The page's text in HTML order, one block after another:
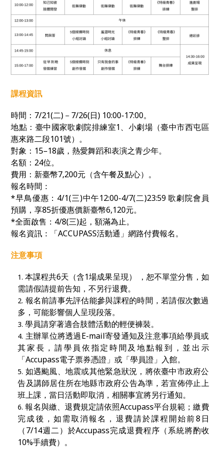
課程資訊
時間： 7/21(二)－ 7/26(日) 10:00-17:00。
地點：臺中國家歌劇院排練室1、小劇場（臺中市西屯區
惠來路二段101號）。
對象： 15–18歲，熱愛舞蹈和表演之青少年。
名額： 24位。
費用：新臺幣7,200元（含午餐及點心）。
報名時間：
*早鳥優惠：4/1(三)中午12:00-4/7(二)23:59歌劇院會員
預購，享85折優惠價新臺幣6,120元。
*全面啟售：4/8(三)起 ，額滿為止。
報名資訊：「ACCUPASS活動通」網路付費報名。
注意事項
本課程共6天（含1場成果呈現） ，恕不單堂分售，如
需請假請提前告知，不另行退費。
報名前請事先評估能參與課程的時間，若請假次數過
多，可能影響個人呈現段落。
學員請穿著適合肢體活動的輕便褲裝。
主辦單位將透過E-mail寄發通知及注意事項給學員或
其家長，請學員依指定時間及地點報到，並出示
「Accupass電子票券憑證」或「學員證」入館。
如遇颱風、地震或其他緊急狀況，將依臺中市政府公
告及講師居住所在地縣市政府公告為準，若宣佈停止上
班上課，當日活動即取消，相關事宜將另行通知。
報名與繳、退費規定請依照Accupass平台規範；繳費
完成後，如需取消報名，退費請於課程開始前8日
（7/14週二）於Accupass完成退費程序（系統將酌收
10%手續費）。